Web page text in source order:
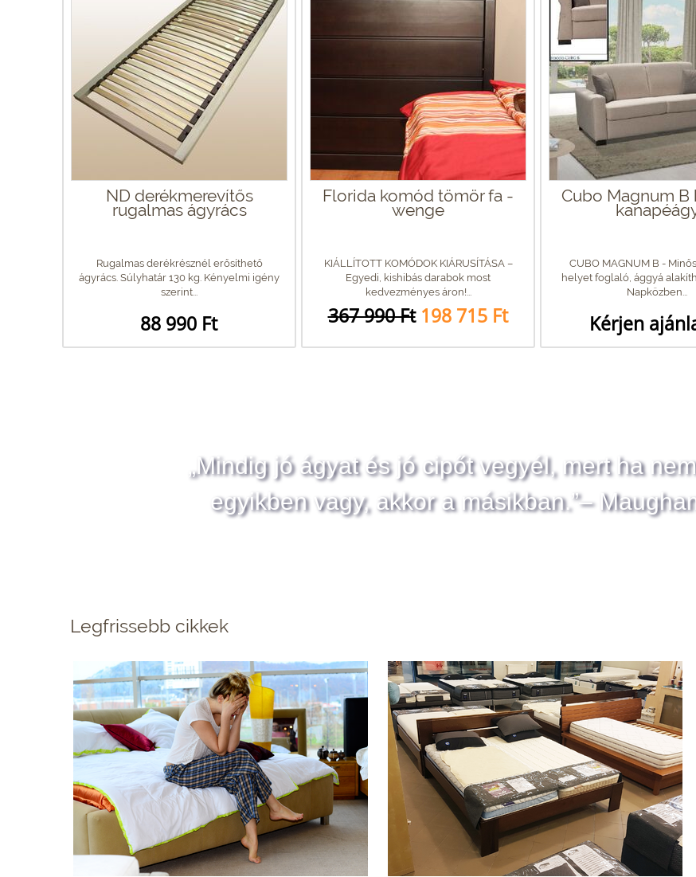
ND derékmerevítős
rugalmas ágyrács
Rugalmas derékrésznél erősíthető
ágyrács. Súlyhatár 130 kg. Kényelmi igény
szerint...
88 990 Ft
Florida komód tömör fa -
wenge
KIÁLLÍTOTT KOMÓDOK KIÁRUSÍTÁSA –
Egyedi, kishibás darabok most
kedvezményes áron!...
367 990 Ft 198 715 Ft
Cubo Magnum B
CUBO MAGNUM B -
helyet foglaló, ággyá
Napközben...
Kérjen
„Mindig jó ágyat és jó cipőt vegyél, mert ha
egyikben vagy, akkor a másikban.”–
Legfrissebb cikkek